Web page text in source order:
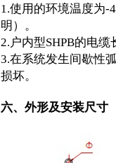
1.使用的环境温度为
明）。
2.户内型SHPB的电
3.在系统发生间歇性
损坏。
六、外形及安装尺寸